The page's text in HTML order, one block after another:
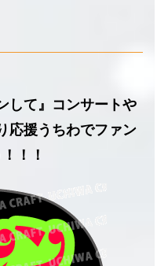
して』コンサートや
応援うちわでファン
！！